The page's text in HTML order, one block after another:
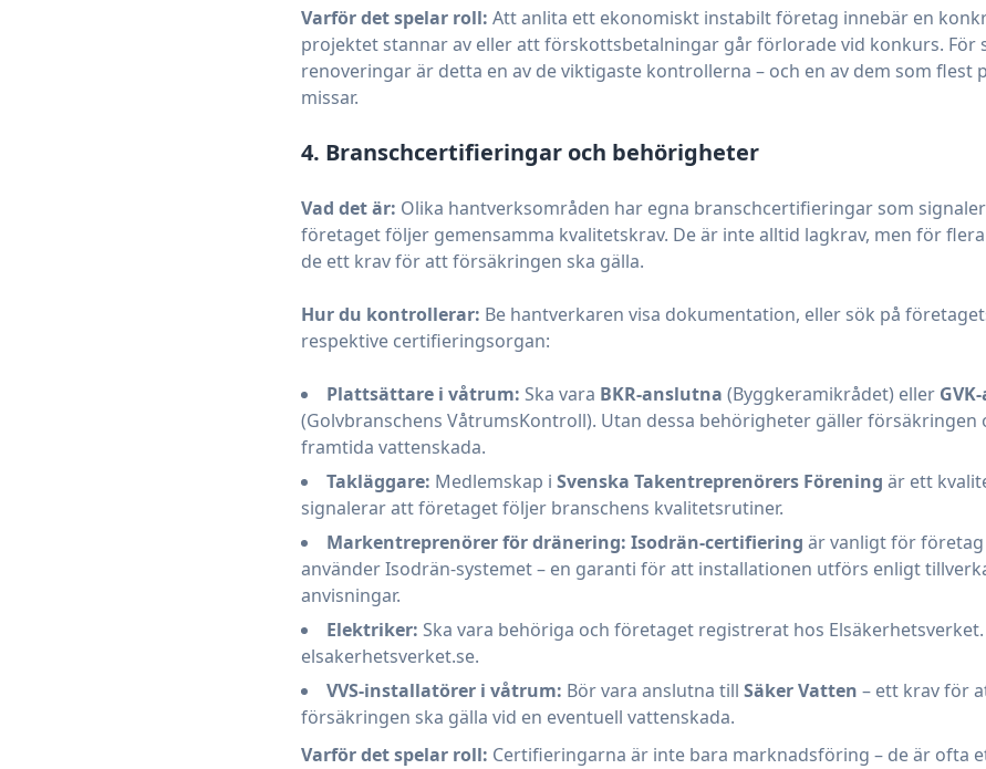
Varför det spelar roll: Att anlita ett ekonomiskt instabilt företag innebär en
projektet stannar av eller att förskottsbetalningar går förlorade vid konkurs. För
renoveringar är detta en av de viktigaste kontrollerna – och en av dem som flest
missar.
4. Branschcertifieringar och behörigheter
Vad det är: Olika hantverksområden har egna branschcertifieringar som
företaget följer gemensamma kvalitetskrav. De är inte alltid lagkrav, men för
de ett krav för att försäkringen ska gälla.
Hur du kontrollerar: Be hantverkaren visa dokumentation, eller sök på
respektive certifieringsorgan:
Plattsättare i våtrum: Ska vara BKR-anslutna (Byggkeramikrådet) eller
(Golvbranschens VåtrumsKontroll). Utan dessa behörigheter gäller försäkringen
framtida vattenskada.
Takläggare: Medlemskap i Svenska Takentreprenörers Förening är ett
signalerar att företaget följer branschens kvalitetsrutiner.
Markentreprenörer för dränering: Isodrän-certifiering är vanligt för
använder Isodrän-systemet – en garanti för att installationen utförs enligt
anvisningar.
Elektriker: Ska vara behöriga och företaget registrerat hos Elsäkerhetsverket.
elsakerhetsverket.se.
VVS-installatörer i våtrum: Bör vara anslutna till Säker Vatten – ett krav för
försäkringen ska gälla vid en eventuell vattenskada.
Varför det spelar roll: Certifieringarna är inte bara marknadsföring – de är ofta